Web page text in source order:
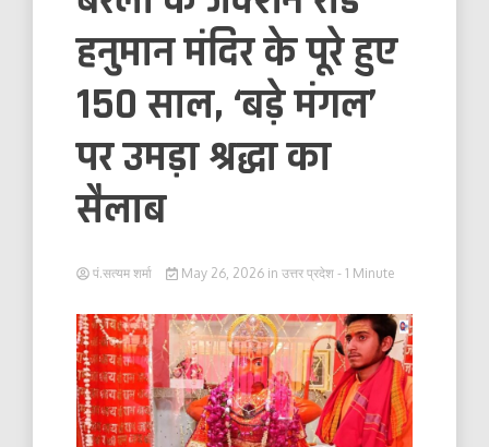
हनुमान मंदिर के पूरे हुए
150 साल, ‘बड़े मंगल’
पर उमड़ा श्रद्धा का
सैलाब
पं.सत्यम शर्मा May 26, 2026 in उत्तर प्रदेश - 1 Minute